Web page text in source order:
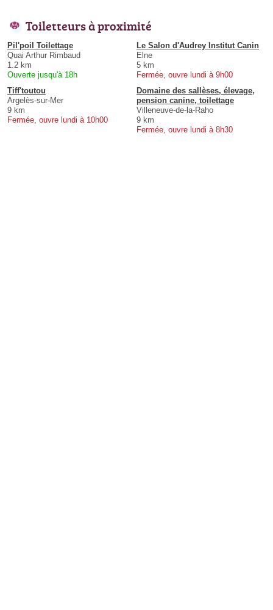
Toiletteurs à proximité
Pil'poil Toilettage
Quai Arthur Rimbaud
1.2 km
Ouverte jusqu'à 18h
Le Salon d'Audrey Institut Canin
Elne
5 km
Fermée, ouvre lundi à 9h00
Tiff'toutou
Argelès-sur-Mer
9 km
Fermée, ouvre lundi à 10h00
Domaine des sallèses, élevage,
pension canine, toilettage
Villeneuve-de-la-Raho
9 km
Fermée, ouvre lundi à 8h30